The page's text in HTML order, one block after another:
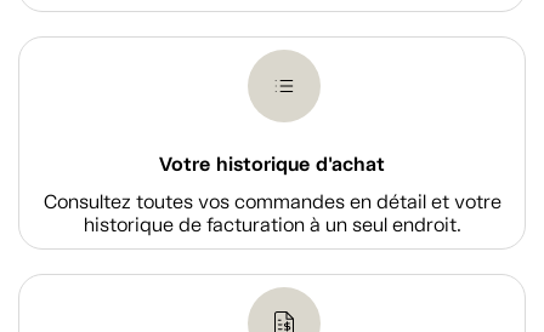
Votre historique d'achat
Consultez toutes vos commandes en détail et votre
historique de facturation à un seul endroit.